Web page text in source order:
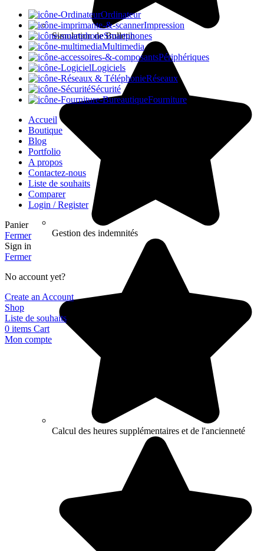
Simulation de Bulletin
Gestion des indemnités
Calcul des heures supplémentaires et de l'ancienneté
Ordinateur
Impression
Smartphones
Multimedia
Périphériques
Logiciels
Réseaux
Sécurité
Fourniture
Accueil
Boutique
Blog
Portfolio
A propos
Contactez-nous
Liste de souhaits
Comparer
Login / Register
Panier
Fermer
Sign in
Fermer
No account yet?
Create an Account
Shop
Liste de souhaits
0 items Cart
Mon compte